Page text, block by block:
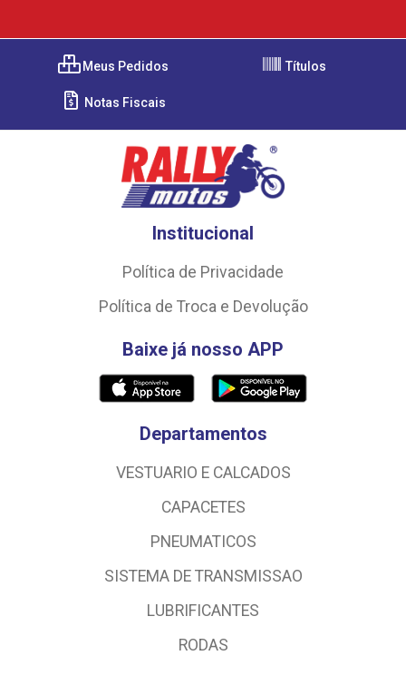
Meus Pedidos Títulos
Notas Fiscais
Institucional
Política de Privacidade
Política de Troca e Devolução
Baixe já nosso APP
Departamentos
VESTUARIO E CALCADOS
CAPACETES
PNEUMATICOS
SISTEMA DE TRANSMISSAO
LUBRIFICANTES
RODAS